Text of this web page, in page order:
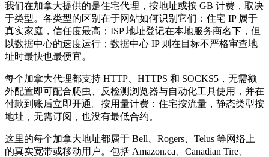
我们在加拿大提供的是住宅代理，按地址或按 GB 计费，取决
于类型。各类型的区别在于网站如何识别它们：住宅 IP 属于
真实家庭，信任度最高；ISP 地址登记在本地服务商名下，但
以数据中心的速度运行；数据中心 IP 则在目标不严格审查地
址时最快也最便宜。
每个加拿大代理都支持 HTTP、HTTPS 和 SOCKS5，无需额
外配置即可配合爬虫、反检测浏览器与自动化工具使用，并在
付款到账后立即开通。按用量计费：住宅按流量，静态类型按
地址，无需订阅，也没有最低合约。
这里的每个加拿大地址都属于 Bell、Rogers、Telus 等网络上
的真实宽带或移动用户。包括 Amazon.ca、Canadian Tire、